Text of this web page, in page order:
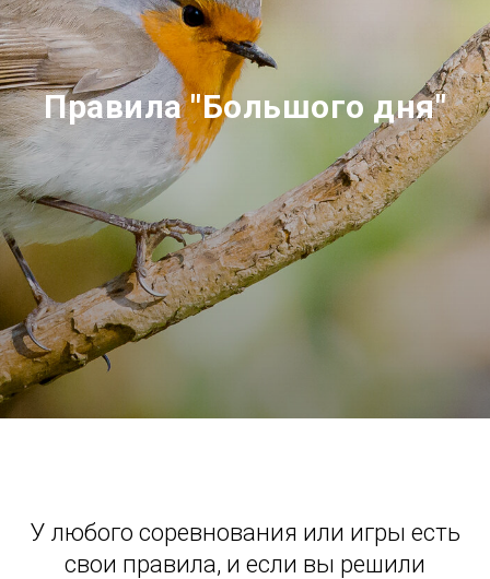
Правила "Большого дня"
У любого соревнования или игры есть
свои правила, и если вы решили